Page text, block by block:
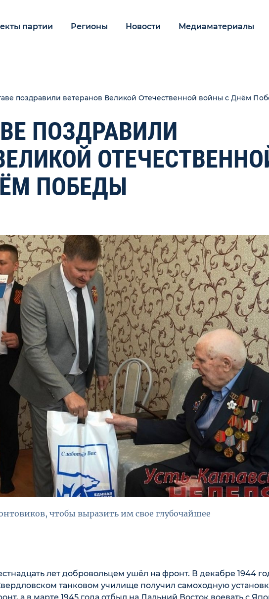
партии Регионы Новости Медиаматериалы
поздравили ветеранов Великой Отечественной войны с Днём
ПОЗДРАВИЛИ
ПОБЕДЫ
чтобы выразить им свое глубочайшее
лет добровольцем ушёл на фронт. В декабре 1944
танковом училище получил самоходную